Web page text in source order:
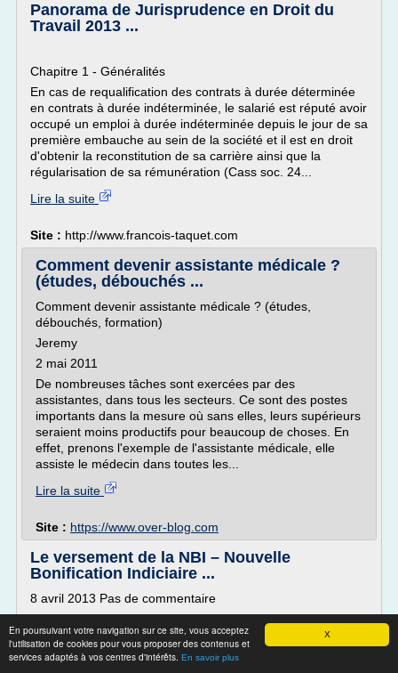
X
En poursuivant votre navigation sur ce site, vous acceptez
l'utilisation de cookies pour vous proposer des contenus et
services adaptés à vos centres d'intérêts. En savoir plus
Panorama de Jurisprudence en Droit du
Travail 2013 ...
Chapitre 1 - Généralités
En cas de requalification des contrats à durée déterminée
en contrats à durée indéterminée, le salarié est réputé avoir
occupé un emploi à durée indéterminée depuis le jour de sa
première embauche au sein de la société et il est en droit
d'obtenir la reconstitution de sa carrière ainsi que la
régularisation de sa rémunération (Cass soc. 24...
Lire la suite
Site : http://www.francois-taquet.com
Comment devenir assistante médicale ?
(études, débouchés ...
Comment devenir assistante médicale ? (études,
débouchés, formation)
Jeremy
2 mai 2011
De nombreuses tâches sont exercées par des
assistantes, dans tous les secteurs. Ce sont des postes
importants dans la mesure où sans elles, leurs supérieurs
seraient moins productifs pour beaucoup de choses. En
effet, prenons l'exemple de l'assistante médicale, elle
assiste le médecin dans toutes les...
Lire la suite
Site : https://www.over-blog.com
Le versement de la NBI – Nouvelle
Bonification Indiciaire ...
8 avril 2013 Pas de commentaire
Les agents de la fonction publique hospitalière peuvent
percevoir, sous certaines conditions d'attribution le
versement de la Nouvelle Bonification Indiciaire - NBI.